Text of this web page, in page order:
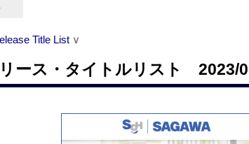
Title List ∨
ース・タイトルリスト 2023/